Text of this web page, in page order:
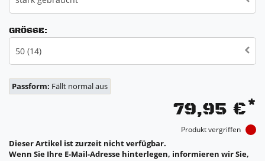
GRÖSSE:
50 (14)
Passform: Fällt normal aus
79,95 €*
Produkt vergriffen
Dieser Artikel ist zurzeit nicht verfügbar.
Wenn Sie Ihre E-Mail-Adresse hinterlegen, informieren wir Sie,